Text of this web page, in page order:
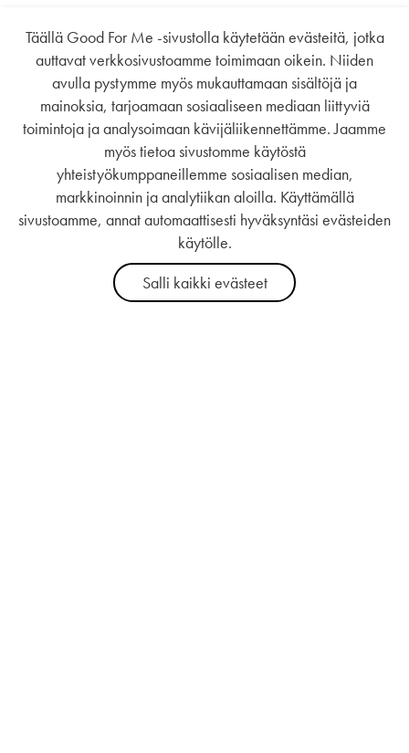
Täällä Good For Me -sivustolla käytetään evästeitä, jotka
auttavat verkkosivustoamme toimimaan oikein. Niiden
avulla pystymme myös mukauttamaan sisältöjä ja
mainoksia, tarjoamaan sosiaaliseen mediaan liittyviä
toimintoja ja analysoimaan kävijäliikennettämme. Jaamme
myös tietoa sivustomme käytöstä
yhteistyökumppaneillemme sosiaalisen median,
markkinoinnin ja analytiikan aloilla. Käyttämällä
sivustoamme, annat automaattisesti hyväksyntäsi evästeiden
käytölle.
Salli kaikki evästeet